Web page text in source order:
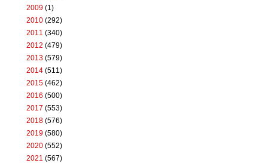
2009 (1)
2010 (292)
2011 (340)
2012 (479)
2013 (579)
2014 (511)
2015 (462)
2016 (500)
2017 (553)
2018 (576)
2019 (580)
2020 (552)
2021 (567)